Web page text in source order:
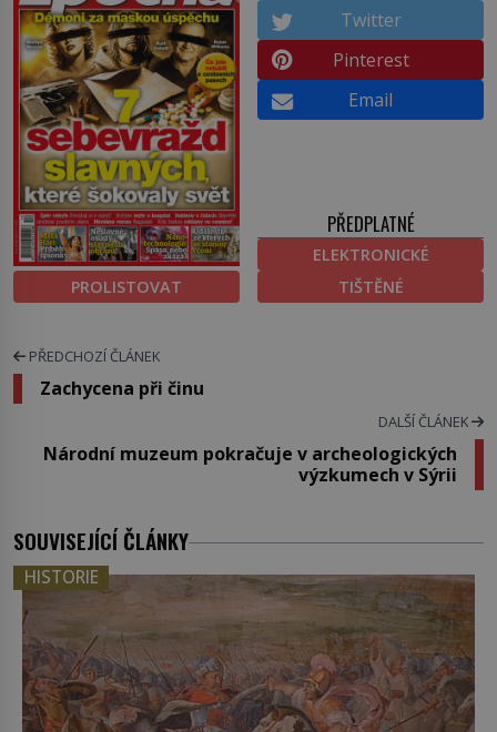
PROLISTOVAT
Twitter
Pinterest
Email
PŘEDPLATNÉ
ELEKTRONICKÉ
TIŠTĚNÉ
PŘEDCHOZÍ ČLÁNEK
Zachycena při činu
DALŠÍ ČLÁNEK
Národní muzeum pokračuje v archeologických
výzkumech v Sýrii
SOUVISEJÍCÍ ČLÁNKY
HISTORIE